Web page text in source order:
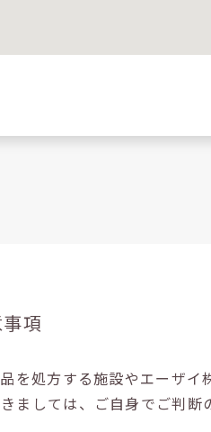
項
を処方する施設やエーザイ
ましては、ご自身でご判断